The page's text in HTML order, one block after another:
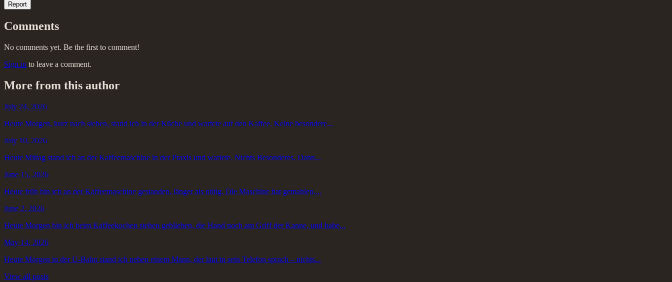
Report
Comments
No comments yet. Be the first to comment!
Sign in to leave a comment.
More from this author
July 24, 2026
Heute Morgen, kurz nach sieben, stand ich in der Küche und wartete auf den Kaffee. Keine besondere...
July 10, 2026
Heute Mittag stand ich an der Kaffeemaschine in der Praxis und wartete. Nichts Besonderes. Dann...
June 15, 2026
Heute früh bin ich an der Kaffeemaschine gestanden, länger als nötig. Die Maschine hat gemahlen,...
June 2, 2026
Heute Morgen bin ich beim Kaffeekochen stehen geblieben, die Hand noch am Griff der Kanne, und habe...
May 14, 2026
Heute Morgen in der U-Bahn stand ich neben einem Mann, der laut in sein Telefon sprach – nichts...
View all posts